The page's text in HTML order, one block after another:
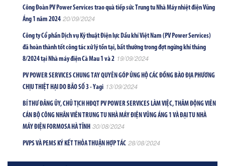
Công Đoàn PV Power Services trao quà tiếp sức Trung tu Nhà Máy nhiệt điện Vũng
Áng 1 năm 2024 20/09/2024
Công ty Cổ phần Dịch vụ Kỹ thuật Điện lực Dầu khí Việt Nam (PV Power Services)
đã hoàn thành tốt công tác xử lý tồn tại, bất thường trong đợt ngừng khí tháng
8/2024 tại Nhà máy điện Cà Mau 1 và 2 19/09/2024
PV POWER SERVICES CHUNG TAY QUYÊN GÓP ỦNG HỘ CÁC ĐỒNG BÀO ĐỊA PHƯƠNG
CHỊU THIỆT HẠI DO BÃO SỐ 3 - Yagi 13/09/2024
BÍ THƯ ĐẢNG ỦY, CHỦ TỊCH HĐQT PV POWER SERVICES LÀM VIỆC, THĂM ĐỘNG VIÊN
CÁN BỘ CÔNG NHÂN VIÊN TRUNG TU NHÀ MÁY ĐIỆN VŨNG ÁNG 1 VÀ ĐẠI TU NHÀ
MÁY ĐIỆN FORMOSA HÀ TĨNH 30/08/2024
PVPS VÀ PEMS KÝ KẾT THỎA THUẬN HỢP TÁC 28/08/2024